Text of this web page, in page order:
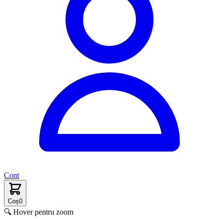
Cont
Coș0
🔍 Hover pentru zoom